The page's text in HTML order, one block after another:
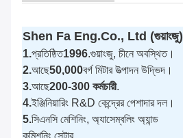
Shen Fa Eng.Co., Ltd (গুয়াংজু)
1.প্রতিষ্ঠিত1996.গুয়াংজু, চীনে অবস্থিত।
2.আছে50,000বর্গ মিটার উত্পাদন উদ্ভিদ।
3.আছে200-300 কর্মচারী.
4.ইঞ্জিনিয়ারিং R&D কেন্দ্রের পেশাদার দল।
5.সিএনসি মেশিনিং, অ্যাসেম্বলিং অ্যান্ড